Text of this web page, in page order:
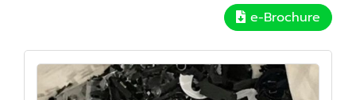
e-Brochure